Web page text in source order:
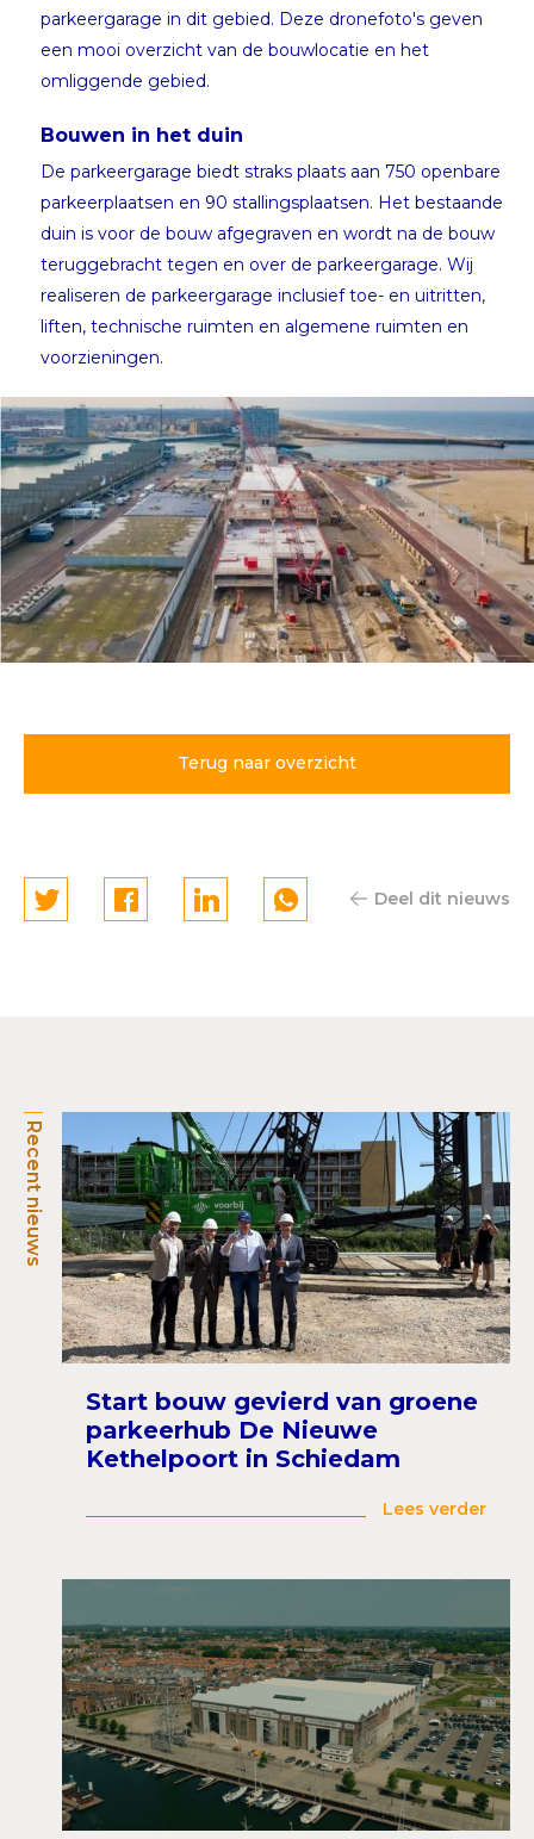
parkeergarage in dit gebied. Deze dronefoto's geven
een mooi overzicht van de bouwlocatie en het
omliggende gebied.
Bouwen in het duin
De parkeergarage biedt straks plaats aan 750 openbare
parkeerplaatsen en 90 stallingsplaatsen. Het bestaande
duin is voor de bouw afgegraven en wordt na de bouw
teruggebracht tegen en over de parkeergarage. Wij
realiseren de parkeergarage inclusief toe- en uitritten,
liften, technische ruimten en algemene ruimten en
voorzieningen.
Scheveningen
Terug naar overzicht
Deel dit nieuws
Recent nieuws
Start bouw gevierd van groene
parkeerhub De Nieuwe
Kethelpoort in Schiedam
Lees verder